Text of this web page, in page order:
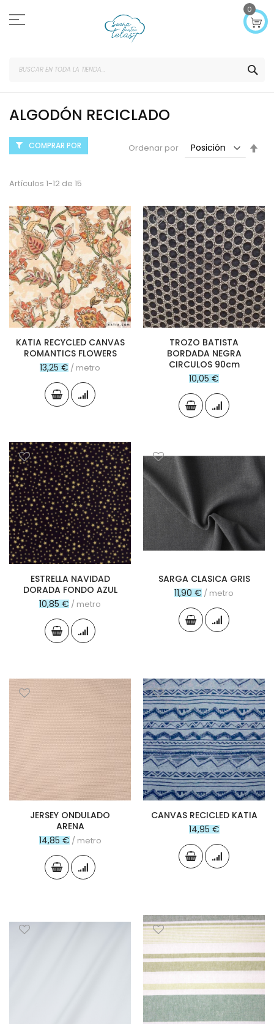
al
contenido
0
ALGODÓN RECICLADO
Artículos 1-12 de 15
Ordenar por
KATIA RECYCLED CANVAS
ROMANTICS FLOWERS
13,25 € / metro
TROZO BATISTA
BORDADA NEGRA
CIRCULOS 90cm
10,05 €
ESTRELLA NAVIDAD
DORADA FONDO AZUL
10,85 € / metro
SARGA CLASICA GRIS
11,90 € / metro
JERSEY ONDULADO
ARENA
14,85 € / metro
CANVAS RECICLED KATIA
14,95 €
COMPRAR POR